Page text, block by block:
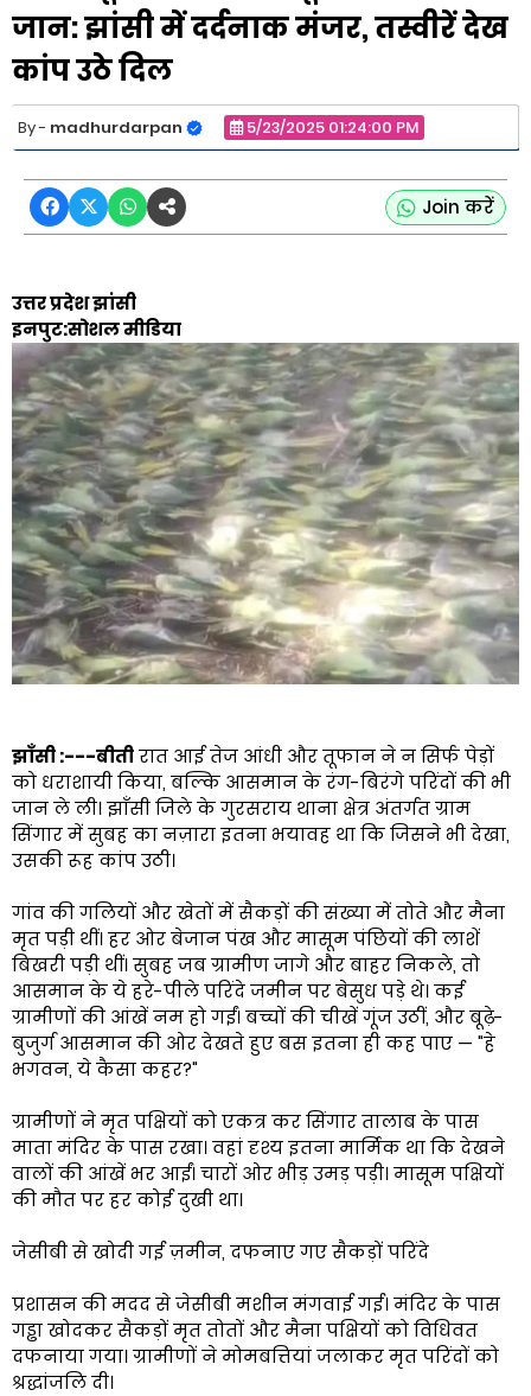
जान: झांसी में दर्दनाक मंजर, तस्वीरें देख
कांप उठे दिल
madhurdarpan 5/23/2025 01:24:00 PM
Join करें
उत्तर प्रदेश झांसी
इनपुट:सोशल मीडिया
झाँसी :---बीतीरात आई तेज आंधी और तूफान ने न सिर्फ पेड़ों
को धराशायी किया, बल्कि आसमान के रंग-बिरंगे परिंदों की भी
जान ले ली। झाँसी जिले के गुरसराय थाना क्षेत्र अंतर्गत ग्राम
सिंगार में सुबह का नज़ारा इतना भयावह था कि जिसने भी देखा,
उसकी रूह कांप उठी।
गांव की गलियों और खेतों में सैकड़ों की संख्या में तोते और मैना
मृत पड़ी थीं। हर ओर बेजान पंख और मासूम पंछियों की लाशें
बिखरी पड़ी थीं। सुबह जब ग्रामीण जागे और बाहर निकले, तो
आसमान के ये हरे-पीले परिंदे जमीन पर बेसुध पड़े थे। कई
ग्रामीणों की आंखें नम हो गईं। बच्चों की चीखें गूंज उठीं, और बूढ़े-
बुजुर्ग आसमान की ओर देखते हुए बस इतना ही कह पाए — "हे
भगवन, ये कैसा कहर?"
ग्रामीणों ने मृत पक्षियों को एकत्र कर सिंगार तालाब के पास
माता मंदिर के पास रखा। वहां दृश्य इतना मार्मिक था कि देखने
वालों की आंखें भर आईं। चारों ओर भीड़ उमड़ पड़ी। मासूम पक्षियों
की मौत पर हर कोई दुखी था।
जेसीबी से खोदी गई ज़मीन, दफनाए गए सैकड़ों परिंदे
प्रशासन की मदद से जेसीबी मशीन मंगवाई गई। मंदिर के पास
गड्ढा खोदकर सैकड़ों मृत तोतों और मैना पक्षियों को विधिवत
दफनाया गया। ग्रामीणों ने मोमबत्तियां जलाकर मृत परिंदों को
श्रद्धांजलि दी।